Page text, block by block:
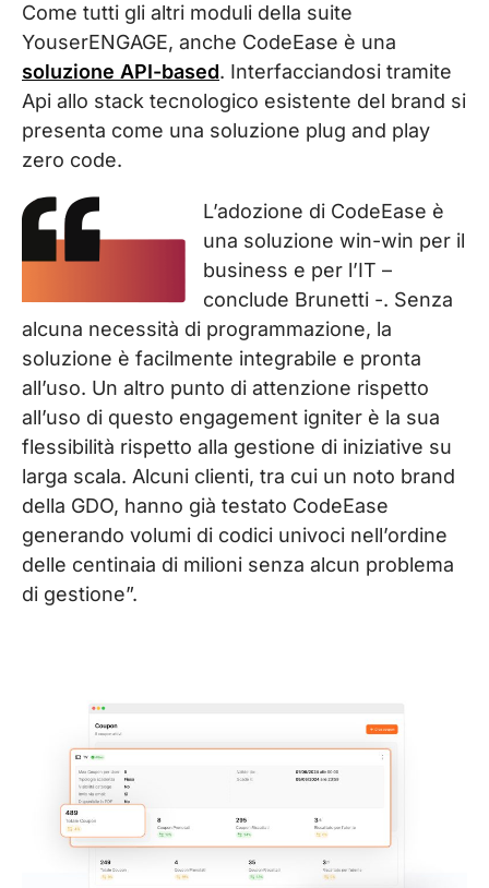
Come tutti gli altri moduli della suite
YouserENGAGE, anche CodeEase è una
soluzione API-based. Interfacciandosi tramite
Api allo stack tecnologico esistente del brand si
presenta come una soluzione plug and play
zero code.
L’adozione di CodeEase è
una soluzione win-win per il
business e per l’IT –
conclude Brunetti -. Senza
alcuna necessità di programmazione, la
soluzione è facilmente integrabile e pronta
all’uso. Un altro punto di attenzione rispetto
all’uso di questo engagement igniter è la sua
flessibilità rispetto alla gestione di iniziative su
larga scala. Alcuni clienti, tra cui un noto brand
della GDO, hanno già testato CodeEase
generando volumi di codici univoci nell’ordine
delle centinaia di milioni senza alcun problema
di gestione”.